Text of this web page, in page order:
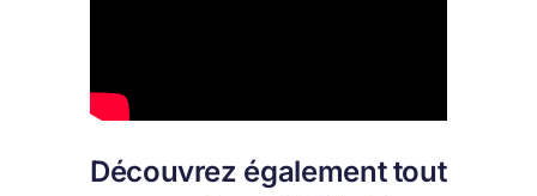
Découvrez également tout